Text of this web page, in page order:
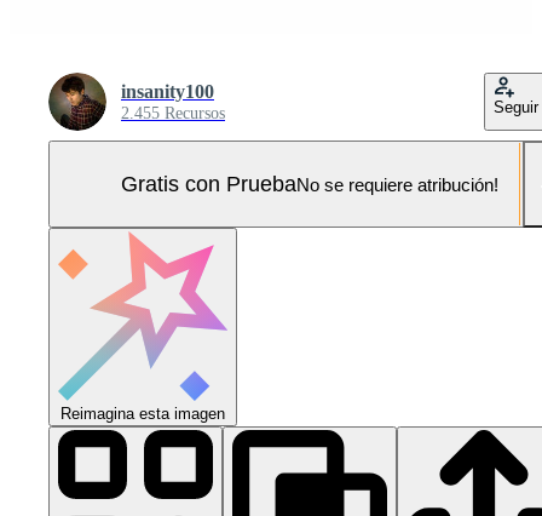
insanity100
2.455 Recursos Seguir
Gratis con PruebaNo se requiere atribución!
Reimagina esta imagen